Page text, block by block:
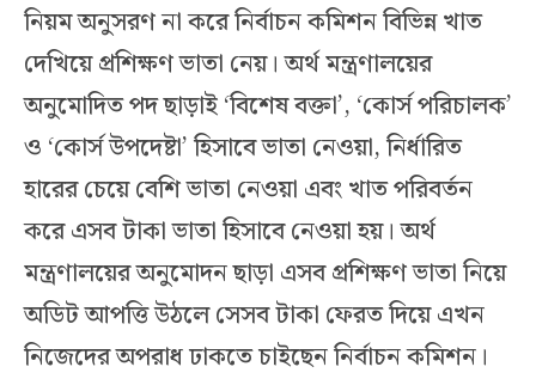
নিয়ম অনুসরণ না করে নির্বাচন কমিশন বিভিন্ন খাত
দেখিয়ে প্রশিক্ষণ ভাতা নেয়। অর্থ মন্ত্রণালয়ের
অনুমোদিত পদ ছাড়াই ‘বিশেষ বক্তা’, ‘কোর্স পরিচালক’
ও ‘কোর্স উপদেষ্টা’ হিসাবে ভাতা নেওয়া, নির্ধারিত
হারের চেয়ে বেশি ভাতা নেওয়া এবং খাত পরিবর্তন
করে এসব টাকা ভাতা হিসাবে নেওয়া হয়। অর্থ
মন্ত্রণালয়ের অনুমোদন ছাড়া এসব প্রশিক্ষণ ভাতা নিয়ে
অডিট আপত্তি উঠলে সেসব টাকা ফেরত দিয়ে এখন
নিজেদের অপরাধ ঢাকতে চাইছেন নির্বাচন কমিশন।